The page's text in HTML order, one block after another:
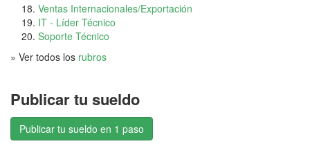
Ventas Internacionales/Exportación
IT - Líder Técnico
Soporte Técnico
» Ver todos los rubros
Publicar tu sueldo
Publicar tu sueldo en 1 paso